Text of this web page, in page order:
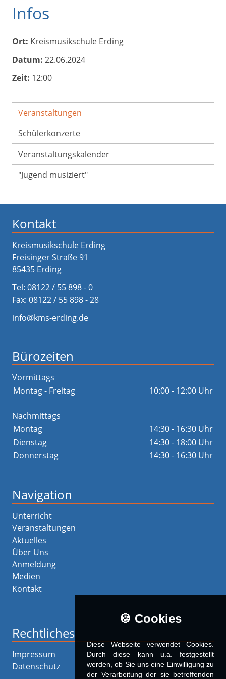
Veranstaltungen
Schülerkonzerte
Veranstaltungs­kalender
"Jugend musiziert"
Infos
Ort: Kreismusikschule Erding
Datum: 22.06.2024
Zeit: 12:00
Kontakt
Kreismusikschule Erding
Freisinger Straße 91
85435 Erding
Tel: 08122 / 55 898 - 0
Fax: 08122 / 55 898 - 28
info@kms-erding.de
Bürozeiten
Vormittags
Montag - Freitag
10:00 - 12:00 Uhr
Nachmittags
Montag
14:30 - 16:30 Uhr
Dienstag
14:30 - 18:00 Uhr
Donnerstag
14:30 - 16:30 Uhr
Navigation
Unterricht
Veranstaltungen
Aktuelles
Über Uns
Anmeldung
Medien
Kontakt
Rechtliches
Impressum
Datenschutz
🍪 Cookies
Diese Webseite verwendet Cookies.
Durch diese kann u.a. fest­ge­stellt
werden, ob Sie uns eine Einwilligung zu
der Verarbeitung der sie betreffenden